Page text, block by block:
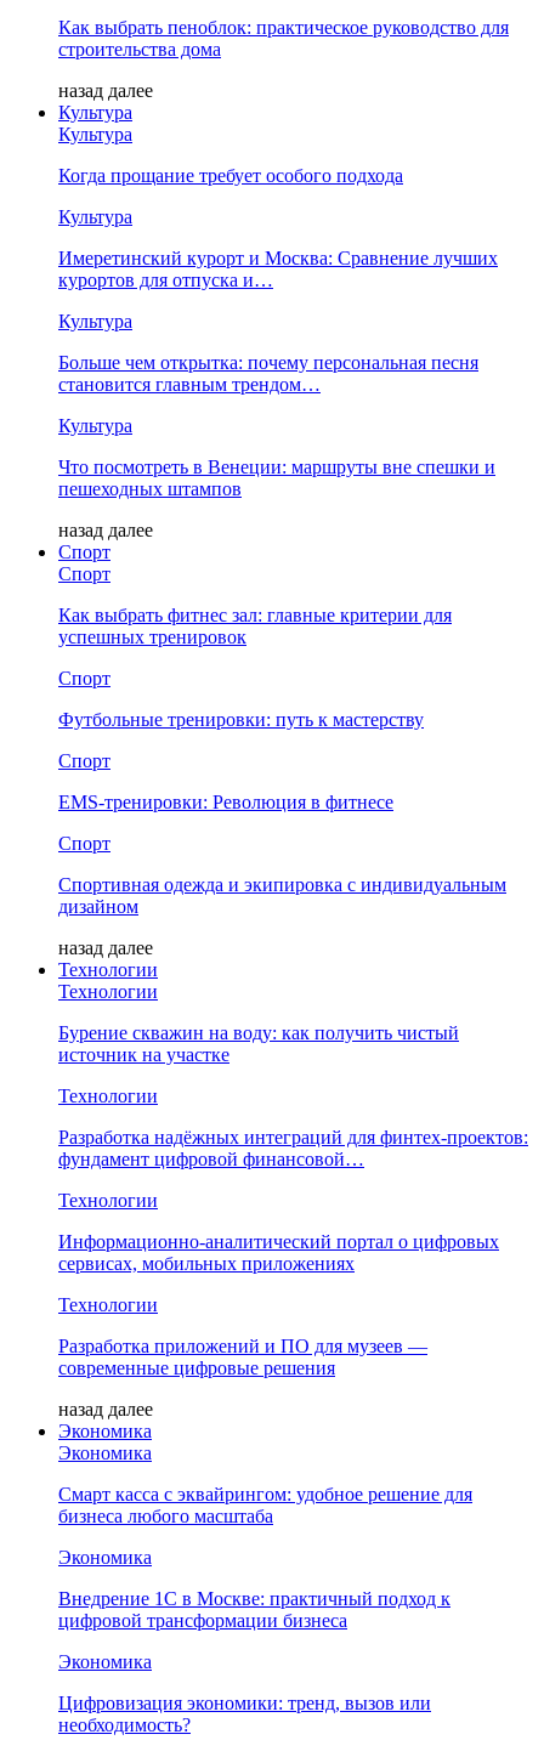
Как выбрать пеноблок: практическое руководство для
строительства дома
назад далее
Культура
Культура
Когда прощание требует особого подхода
Культура
Имеретинский курорт и Москва: Сравнение лучших
курортов для отпуска и…
Культура
Больше чем открытка: почему персональная песня
становится главным трендом…
Культура
Что посмотреть в Венеции: маршруты вне спешки и
пешеходных штампов
назад далее
Спорт
Спорт
Как выбрать фитнес зал: главные критерии для
успешных тренировок
Спорт
Футбольные тренировки: путь к мастерству
Спорт
EMS-тренировки: Революция в фитнесе
Спорт
Спортивная одежда и экипировка с индивидуальным
дизайном
назад далее
Технологии
Технологии
Бурение скважин на воду: как получить чистый
источник на участке
Технологии
Разработка надёжных интеграций для финтех-проектов:
фундамент цифровой финансовой…
Технологии
Информационно-аналитический портал о цифровых
сервисах, мобильных приложениях
Технологии
Разработка приложений и ПО для музеев —
современные цифровые решения
назад далее
Экономика
Экономика
Смарт касса с эквайрингом: удобное решение для
бизнеса любого масштаба
Экономика
Внедрение 1С в Москве: практичный подход к
цифровой трансформации бизнеса
Экономика
Цифровизация экономики: тренд, вызов или
необходимость?